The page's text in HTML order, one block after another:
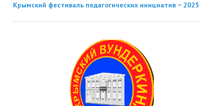
Крымский фестиваль педагогических инициатив − 2025